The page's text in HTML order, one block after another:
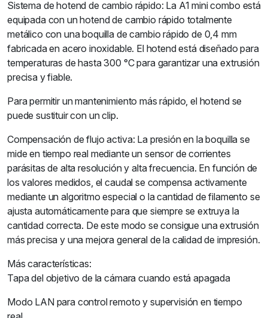
Sistema de hotend de cambio rápido: La A1 mini combo está
equipada con un hotend de cambio rápido totalmente
metálico con una boquilla de cambio rápido de 0,4 mm
fabricada en acero inoxidable. El hotend está diseñado para
temperaturas de hasta 300 °C para garantizar una extrusión
precisa y fiable.
Para permitir un mantenimiento más rápido, el hotend se
puede sustituir con un clip.
Compensación de flujo activa: La presión en la boquilla se
mide en tiempo real mediante un sensor de corrientes
parásitas de alta resolución y alta frecuencia. En función de
los valores medidos, el caudal se compensa activamente
mediante un algoritmo especial o la cantidad de filamento se
ajusta automáticamente para que siempre se extruya la
cantidad correcta. De este modo se consigue una extrusión
más precisa y una mejora general de la calidad de impresión.
Más características:
Tapa del objetivo de la cámara cuando está apagada
Modo LAN para control remoto y supervisión en tiempo